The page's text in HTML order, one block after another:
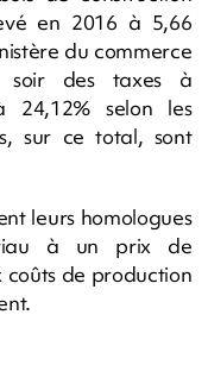
en 2016 à 5,66
du commerce
soir des taxes à
24,12% selon les
sur ce total, sont
leurs homologues
à un prix de
de production